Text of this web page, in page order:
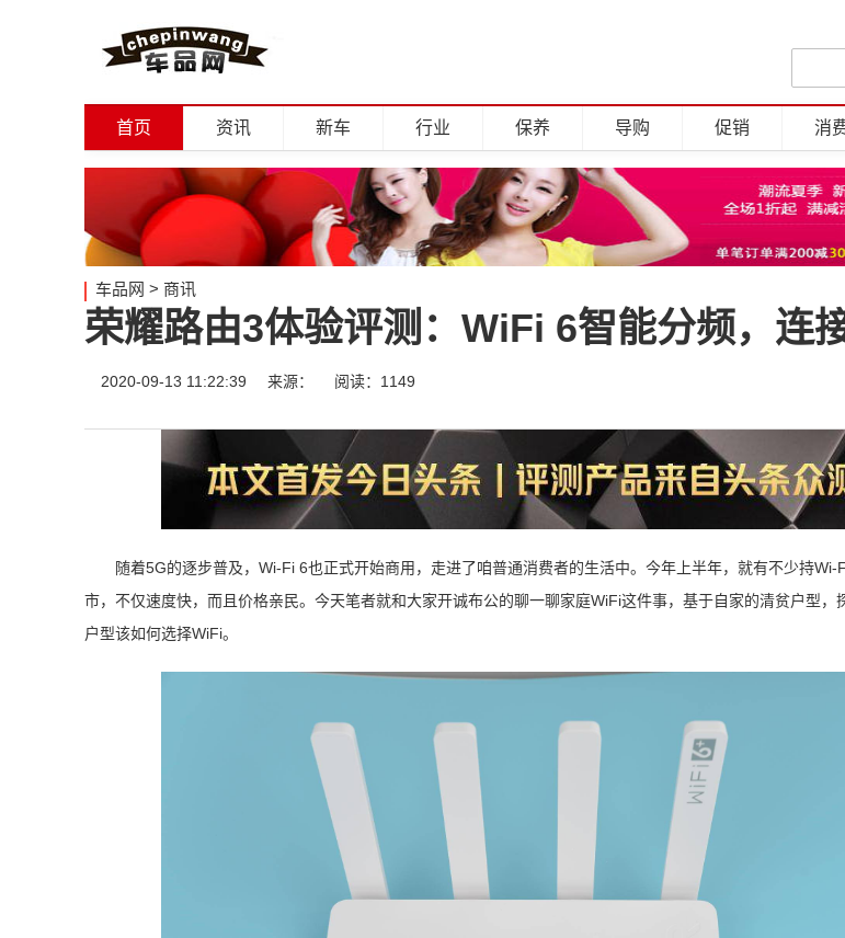
首页 资讯 新车 行业 保养 导购 促销 消
车品网 > 商讯
荣耀路由3体验评测：WiFi 6智能分频，连
2020-09-13 11:22:39 来源： 阅读：1149
随着5G的逐步普及，Wi-Fi 6也正式开始商用，走进了咱普通消费者的生活中。今年上半年，就有不少持Wi-
市，不仅速度快，而且价格亲民。今天笔者就和大家开诚布公的聊一聊家庭WiFi这件事，基于自家的清贫户型，
户型该如何选择WiFi。